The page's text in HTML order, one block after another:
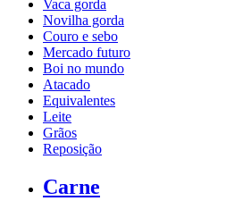
Vaca gorda
Novilha gorda
Couro e sebo
Mercado futuro
Boi no mundo
Atacado
Equivalentes
Leite
Grãos
Reposição
Carne